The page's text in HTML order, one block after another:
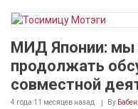
МИД Японии: мы
продолжать
совместной
4 года 11 месяцев назад By